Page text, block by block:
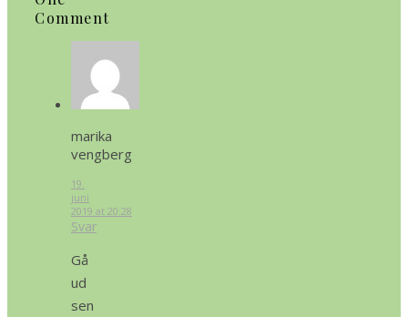
Comment
marika
vengberg
19.
juni
2019 at 20:28
Svar
Gå
ud
sen